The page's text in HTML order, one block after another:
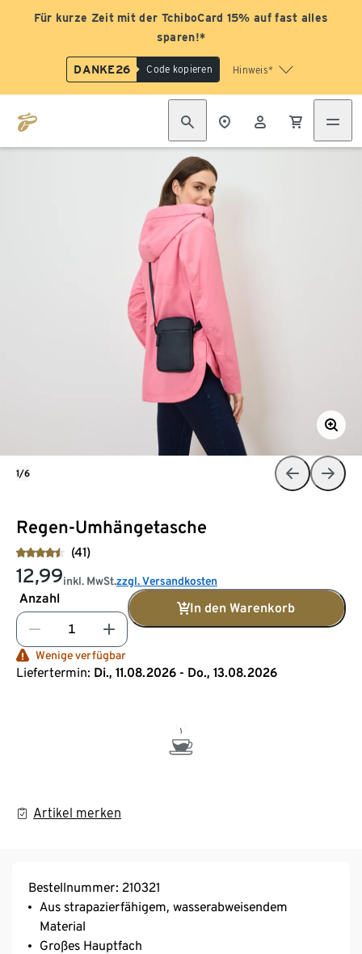
Für kurze Zeit mit der TchiboCard 15% auf fast alles
sparen!*
DANKE26 Code kopieren Hinweis*
Regen-Umhängetasche
(41)
12,99inkl. MwSt.zzgl. Versandkosten
Anzahl
In den Warenkorb
Wenige verfügbar
Liefertermin: Di., 11.08.2026 - Do., 13.08.2026
Artikel merken
1/6
Bestellnummer: 210321
Aus strapazierfähigem, wasserabweisendem
Material
Großes Hauptfach